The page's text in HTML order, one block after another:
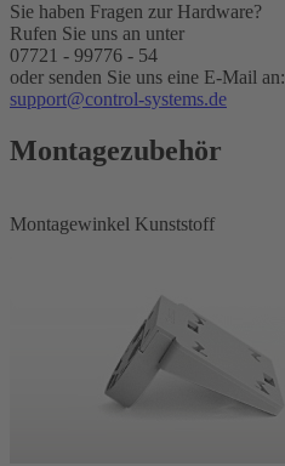
Sie haben Fragen zur Hardware?
Rufen Sie uns an unter
07721 - 99776 - 54
oder senden Sie uns eine E-Mail an:
support@control-systems.de
Montagezubehör
Montagewinkel Kunststoff